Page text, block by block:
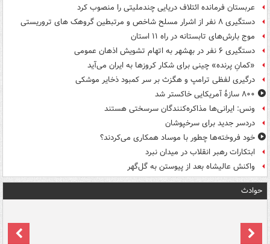
عربستان فرمانده ائتلاف دریایی چندملیتی را منصوب کرد
دستگیری ۸ نفر از اشرار مسلح شاخص و مرتبطین گروهک های تروریستی
موج بارش‌های تابستانه در راه ۱۱ استان
دستگیری ۶ نفر در بهشهر به اتهام تشویش اذهان عمومی
«کمانِ پرنده» چینی برای شکار کروزها به ایران می‌آید
درگیری لفظی ترامپ و هگزث بر سر کمبود ذخایر موشکی
۸۰۰ سازۀ آمریکایی خاکستر شد
ونس: ایرانی‌ها مذاکره‌کنندگان سرسختی هستند
دردسر جدید برای سرخپوشان
خود فروخته‌ها چطور با موساد همکاری می‌کردند؟
ابتکارات رهبر انقلاب در میدان نبرد
واکنش عالیشاه بعد از پیوستن به گل‌گهر
حوادث